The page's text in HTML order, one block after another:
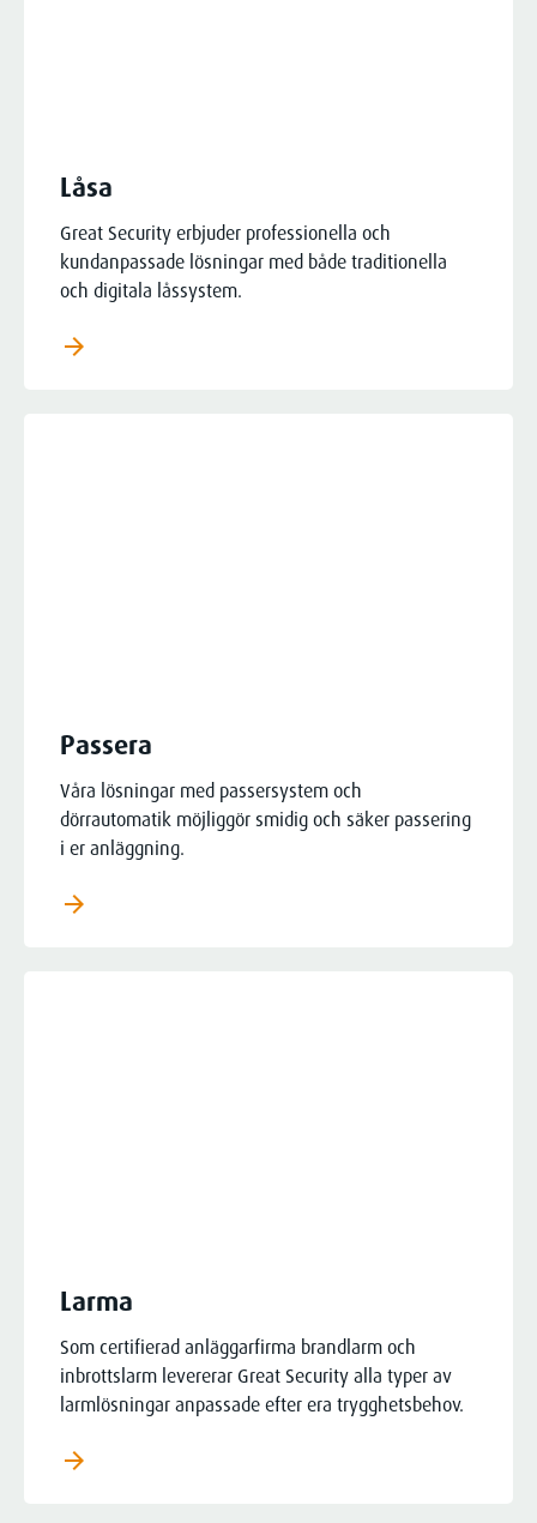
Låsa
Great Security erbjuder professionella och
kundanpassade lösningar med både traditionella
och digitala låssystem.
arrow_forward
Passera
Våra lösningar med passersystem och
dörrautomatik möjliggör smidig och säker passering
i er anläggning.
arrow_forward
Larma
Som certifierad anläggarfirma brandlarm och
inbrottslarm levererar Great Security alla typer av
larmlösningar anpassade efter era trygghetsbehov.
arrow_forward